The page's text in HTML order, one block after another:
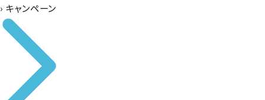
› キャンペーン